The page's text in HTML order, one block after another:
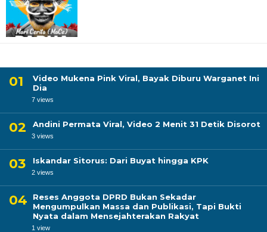
Video Mukena Pink Viral, Bayak Diburu Warganet Ini
Dia
7 views
Andini Permata Viral, Video 2 Menit 31 Detik Disorot
3 views
Iskandar Sitorus: Dari Buyat hingga KPK
2 views
Reses Anggota DPRD Bukan Sekadar
Mengumpulkan Massa dan Publikasi, Tapi Bukti
Nyata dalam Mensejahterakan Rakyat
1 view